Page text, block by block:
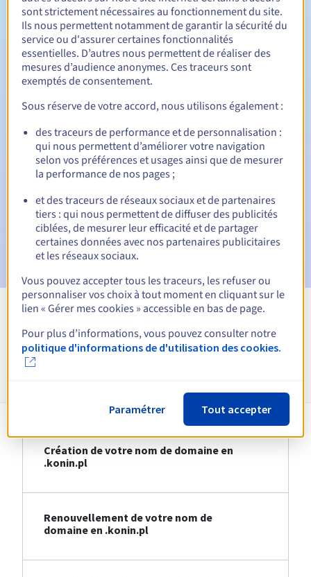
Durée de renouvellement Entre 1 et 10 ans
Période de rédemption
Notifications automatiques :
E-mails d'avertissement : 60, 30, 15, 7 et 3 jours avant la
date d'échéance
E-mail le jour de l'expiration
pour notification de la
suspension du nom de domaine
E-mail après la période de grâce de rédemptionpour
notification de la suppression du nom de domaine
Création de votre nom de domaine en
.konin.pl
Renouvellement de votre nom de
domaine en .konin.pl
sont strictement nécessaires au fonctionnement du site.
Ils nous permettent notamment de garantir la sécurité du
service ou d'assurer certaines fonctionnalités
essentielles. D’autres nous permettent de réaliser des
mesures d’audience anonymes. Ces traceurs sont
exemptés de consentement.
Sous réserve de votre accord, nous utilisons également :
des traceurs de performance et de personnalisation :
qui nous permettent d’améliorer votre navigation
selon vos préférences et usages ainsi que de mesurer
la performance de nos pages ;
et des traceurs de réseaux sociaux et de partenaires
tiers : qui nous permettent de diffuser des publicités
ciblées, de mesurer leur efficacité et de partager
certaines données avec nos partenaires publicitaires
et les réseaux sociaux.
Vous pouvez accepter tous les traceurs, les refuser ou
personnaliser vos choix à tout moment en cliquant sur le
lien « Gérer mes cookies » accessible en bas de page.
Pour plus d’informations, vous pouvez consulter notre
politique d'informations de d'utilisation des cookies.
Paramétrer Tout accepter